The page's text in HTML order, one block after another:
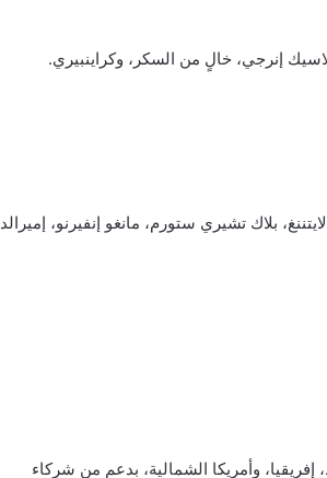
إنرجي، خالٍ من السكر، وكراينبيري.
بلاك تشيري ستورم، مانغو إنفيرنو، إميرالد
وأمريكا الشمالية، بدعم من شركاء